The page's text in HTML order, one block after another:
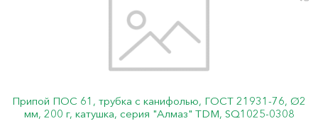
Припой ПОС 61, трубка с канифолью, ГОСТ 21931-76, Ø2
мм, 200 г, катушка, серия "Алмаз" TDM, SQ1025-0308